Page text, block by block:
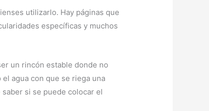
utilizarlo. Hay páginas que
específicas y muchos
un rincón estable donde no
agua con que se riega una
si se puede colocar el